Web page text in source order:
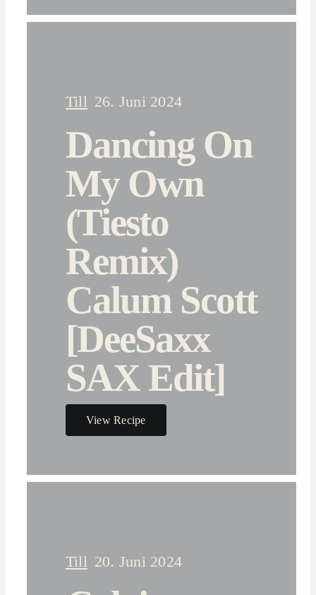
Till 26. Juni 2024
Dancing On
My Own
(Tiesto
Remix)
Calum Scott
[DeeSaxx
SAX Edit]
View Recipe
Till 20. Juni 2024